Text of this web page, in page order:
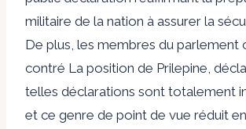
militaire de la nation à assurer la
De plus, les membres du parlement
contré La position de Prilepine,
telles déclarations sont totalement
et ce genre de point de vue réduit